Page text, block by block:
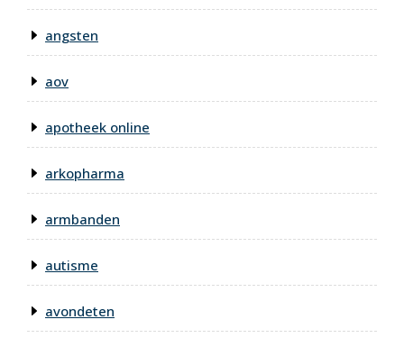
angsten
aov
apotheek online
arkopharma
armbanden
autisme
avondeten